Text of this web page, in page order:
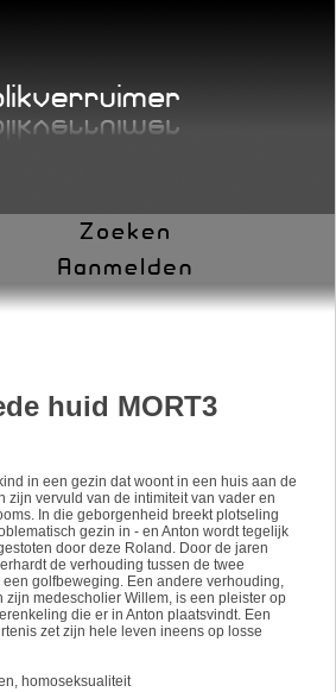
huid MORT3
in een gezin dat woont in een huis aan de
zijn vervuld van de intimiteit van vader en
In die geborgenheid breekt plotseling
gezin in - en Anton wordt tegelijk
door deze Roland. Door de jaren
de verhouding tussen de twee
golfbeweging. Een andere verhouding,
zijn medescholier Willem, is een pleister op
die er in Anton plaatsvindt. Een
zet zijn hele leven ineens op losse
homoseksualiteit